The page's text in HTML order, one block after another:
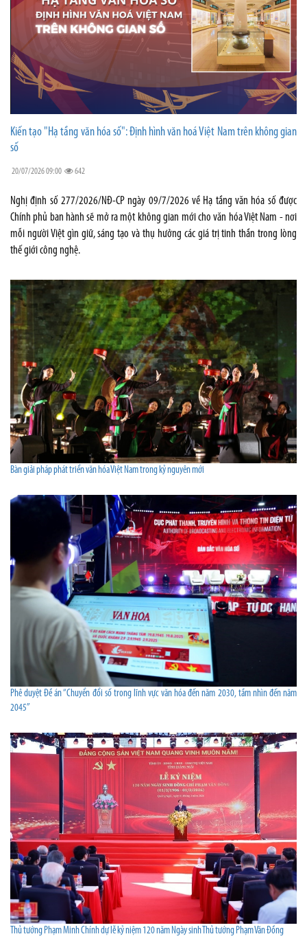
Kiến tạo "Hạ tầng văn hóa số": Định hình văn hoá Việt Nam trên không gian
số
20/07/2026 09:00 642
Nghị định số 277/2026/NĐ-CP ngày 09/7/2026 về Hạ tầng văn hóa số được
Chính phủ ban hành sẽ mở ra một không gian mới cho văn hóa Việt Nam - nơi
mỗi người Việt gìn giữ, sáng tạo và thụ hưởng các giá trị tinh thần trong lòng
thế giới công nghệ.
Bàn giải pháp phát triển văn hóa Việt Nam trong kỷ nguyên mới
Phê duyệt Đề án “Chuyển đổi số trong lĩnh vực văn hóa đến năm 2030, tầm nhìn đến năm
2045”
Thủ tướng Phạm Minh Chính dự lễ kỷ niệm 120 năm Ngày sinh Thủ tướng Phạm Văn Đồng